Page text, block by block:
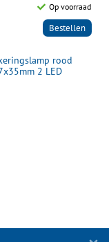
Op voorraad
Bestellen
rood
2 LED